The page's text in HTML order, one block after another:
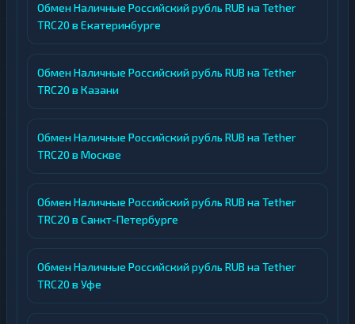
Обмен Наличные Российский рубль RUB на Tether
TRC20 в Екатеринбурге
Обмен Наличные Российский рубль RUB на Tether
TRC20 в Казани
Обмен Наличные Российский рубль RUB на Tether
TRC20 в Москве
Обмен Наличные Российский рубль RUB на Tether
TRC20 в Санкт-Петербурге
Обмен Наличные Российский рубль RUB на Tether
TRC20 в Уфе